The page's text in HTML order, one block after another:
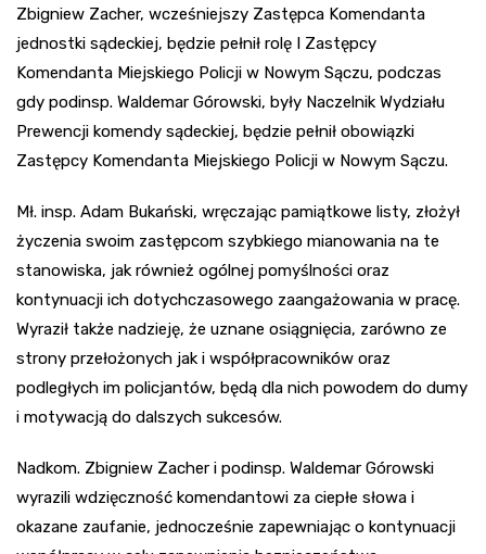
Zbigniew Zacher, wcześniejszy Zastępca Komendanta
jednostki sądeckiej, będzie pełnił rolę I Zastępcy
Komendanta Miejskiego Policji w Nowym Sączu, podczas
gdy podinsp. Waldemar Górowski, były Naczelnik Wydziału
Prewencji komendy sądeckiej, będzie pełnił obowiązki
Zastępcy Komendanta Miejskiego Policji w Nowym Sączu.
Mł. insp. Adam Bukański, wręczając pamiątkowe listy, złożył
życzenia swoim zastępcom szybkiego mianowania na te
stanowiska, jak również ogólnej pomyślności oraz
kontynuacji ich dotychczasowego zaangażowania w pracę.
Wyraził także nadzieję, że uznane osiągnięcia, zarówno ze
strony przełożonych jak i współpracowników oraz
podległych im policjantów, będą dla nich powodem do dumy
i motywacją do dalszych sukcesów.
Nadkom. Zbigniew Zacher i podinsp. Waldemar Górowski
wyrazili wdzięczność komendantowi za ciepłe słowa i
okazane zaufanie, jednocześnie zapewniając o kontynuacji